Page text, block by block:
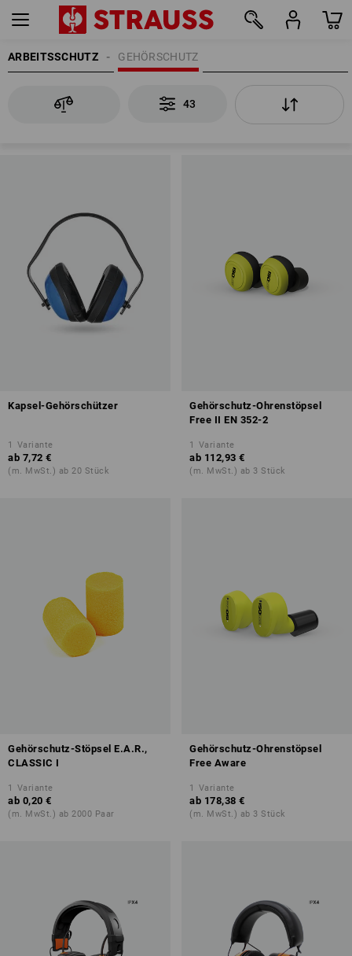
ARBEITSSCHUTZ GEHÖRSCHUTZ
43
Kapsel-Gehörschützer
1 Variante
ab 7,72 €
(m. MwSt.) ab 20 Stück
Gehörschutz-Ohrenstöpsel
Free II EN 352-2
1 Variante
ab 112,93 €
(m. MwSt.) ab 3 Stück
Gehörschutz-Stöpsel E.A.R.,
CLASSIC I
1 Variante
ab 0,20 €
(m. MwSt.) ab 2000 Paar
Gehörschutz-Ohrenstöpsel
Free Aware
1 Variante
ab 178,38 €
(m. MwSt.) ab 3 Stück